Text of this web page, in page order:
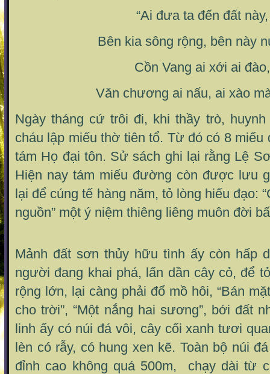
“Ai đưa ta đến đất này,
Bên kia sông rộng, bên này
Cồn Vang ai xới ai đào,
Văn chương ai nấu, ai xào
Ngày tháng cứ trôi đi, khi thầy trò,
cháu lập miếu thờ tiên tổ. Từ đó có 8
tám Họ đại tôn. Sử sách ghi lại rằng Lệ
Hiện nay tám miếu đường còn được lưu
lại để cúng tế hàng năm, tỏ lòng hiếu đạo:
nguồn” một ý niệm thiêng liêng muôn đời
Mảnh đất sơn thủy hữu tình ấy còn hấp
người đang khai phá, lấn dần cây cỏ, để
rộng lớn, lại càng phải đổ mồ hôi, “Bán
cho trời”, “Một nắng hai sương”, bới đất
linh ấy có núi đá vôi, cây cối xanh tươi
lèn có rẫy, có hung xen kẽ. Toàn bộ núi
đỉnh cao không quá 500m, chạy dài từ